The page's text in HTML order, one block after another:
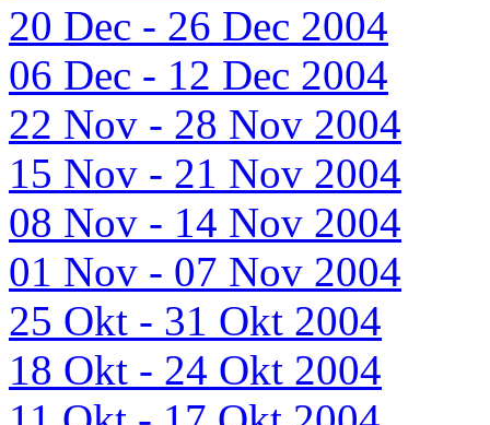
20 Dec - 26 Dec 2004
06 Dec - 12 Dec 2004
22 Nov - 28 Nov 2004
15 Nov - 21 Nov 2004
08 Nov - 14 Nov 2004
01 Nov - 07 Nov 2004
25 Okt - 31 Okt 2004
18 Okt - 24 Okt 2004